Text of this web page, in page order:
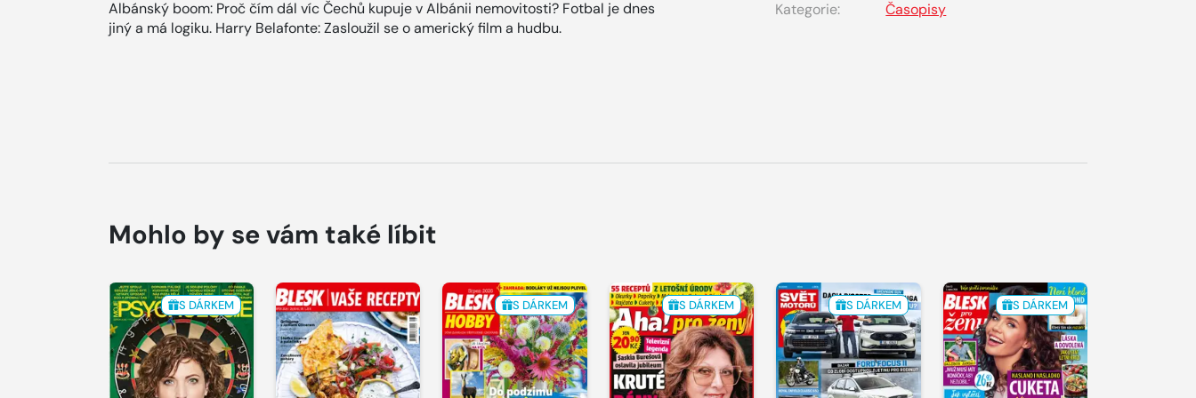
Albánský boom: Proč čím dál víc Čechů kupuje v Albánii nemovitosti? Fotbal je dnes
jiný a má logiku. Harry Belafonte: Zasloužil se o americký film a hudbu.
Kategorie: Časopisy
Mohlo by se vám také líbit
S DÁRKEM S DÁRKEM S DÁRKEM S DÁRKEM S DÁRKEM